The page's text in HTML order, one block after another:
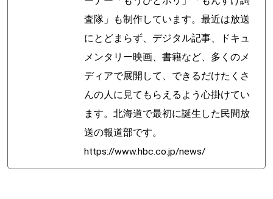
査隊」も制作しています。最近は放送
にとどまらず、デジタル記事、ドキュ
メンタリー映画、書籍など、多くのメ
ディアで展開して、できるだけたくさ
んの人に見てもらえるよう心掛けてい
ます。北海道で最初に誕生した民間放
送の報道部です。
https://www.hbc.co.jp/news/